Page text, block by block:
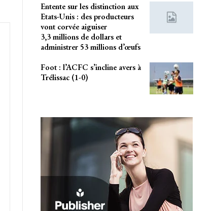
Entente sur les distinction aux
Etats-Unis : des producteurs
vont corvée aiguiser
3,3 millions de dollars et
administrer 53 millions d’œufs
Foot : l’ACFC s’incline avers à
Trélissac (1-0)